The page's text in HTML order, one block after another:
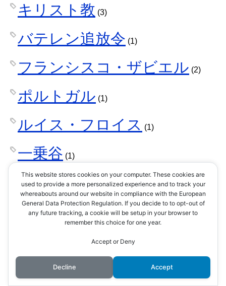
キリスト教 (3)
バテレン追放令 (1)
フランシスコ・ザビエル (2)
ポルトガル (1)
ルイス・フロイス (1)
一乗谷 (1)
一乗谷城(2)
一向一揆(1)
(1)
This website stores cookies on your computer. These cookies are
used to provide a more personalized experience and to track your
whereabouts around our website in compliance with the European
General Data Protection Regulation. If you decide to to opt-out of
any future tracking, a cookie will be setup in your browser to
remember this choice for one year.
Accept or Deny
Decline Accept